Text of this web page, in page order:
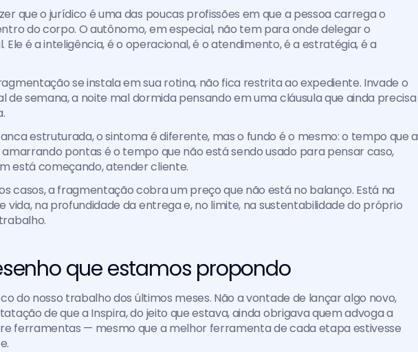
que o jurídico é uma das poucas profissões em que a pessoa carrega o
do corpo. O autônomo, em especial, não tem para onde delegar o
Ele é a inteligência, é o operacional, é o atendimento, é a estratégia, é a
se instala em sua rotina, não fica restrita ao expediente. Invade o
de semana, a noite mal dormida pensando em uma cláusula que ainda precisa
estruturada, o sintoma é diferente, mas o fundo é o mesmo: o tempo que a
pontas é o tempo que não está sendo usado para pensar caso,
está começando, atender cliente.
casos, a fragmentação cobra um preço que não está no balanço. Está na
vida, na profundidade da entrega e, no limite, na sustentabilidade do próprio
que estamos propondo
do nosso trabalho dos últimos meses. Não a vontade de lançar algo novo,
de que a Inspira, do jeito que estava, ainda obrigava quem advoga a
ferramentas — mesmo que a melhor ferramenta de cada etapa estivesse